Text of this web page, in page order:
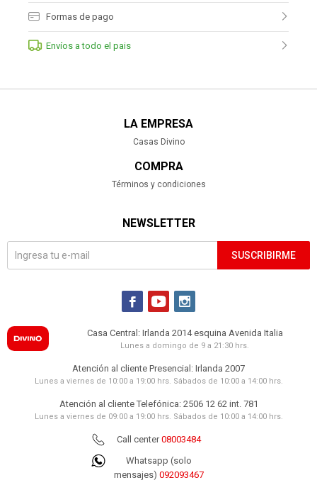
Formas de pago
Envíos a todo el pais
LA EMPRESA
Casas Divino
COMPRA
Términos y condiciones
NEWSLETTER
SUSCRIBIRME
  
Casa Central: Irlanda 2014 esquina Avenida Italia
Lunes a domingo de 9 a 21:30 hrs.
Atención al cliente Presencial: Irlanda 2007
Lunes a viernes de 10:00 a 19:00 hrs. Sábados de 10:00 a 14:00 hrs.
Atención al cliente Telefónica: 2506 12 62 int. 781
Lunes a viernes de 09:00 a 19:00 hrs. Sábados de 10:00 a 14:00 hrs.
Call center08003484
Whatsapp (solo
mensajes) 092093467